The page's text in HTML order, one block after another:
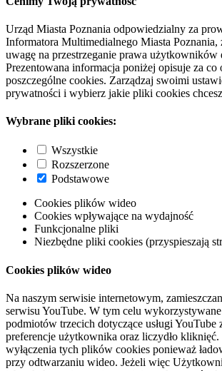
Urząd Miasta Poznania odpowiedzialny za
Informatora Multimedialnego Miasta Poznania,
uwagę na przestrzeganie prawa użytkowników
Prezentowana informacja poniżej opisuje za co
poszczególne cookies. Zarządzaj swoimi
prywatności i wybierz jakie pliki cookies
Wybrane pliki cookies:
Wszystkie
Rozszerzone
Podstawowe
Cookies plików wideo
Cookies wpływające na wydajność
Funkcjonalne pliki
Niezbędne pliki cookies (przyspieszają
Cookies plików wideo
Na naszym serwisie internetowym,
serwisu YouTube. W tym celu
podmiotów trzecich dotyczące usługi YouTube
preferencje użytkownika oraz liczydło
wyłączenia tych plików cookies ponieważ
przy odtwarzaniu wideo. Jeżeli więc